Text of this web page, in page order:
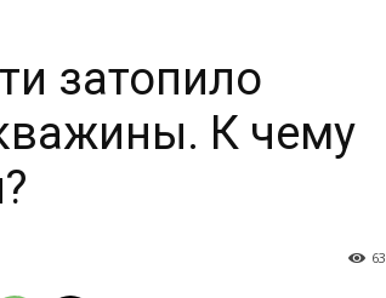
затопило
К чему
63